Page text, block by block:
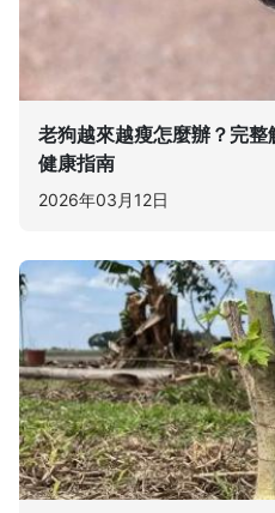
老狗越來越瘦怎麼辦？完
健康指南
2026年03月12日